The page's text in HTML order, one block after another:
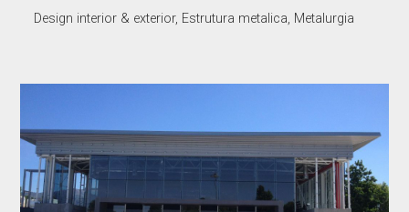
Design interior & exterior, Estrutura metalica, Metalurgia